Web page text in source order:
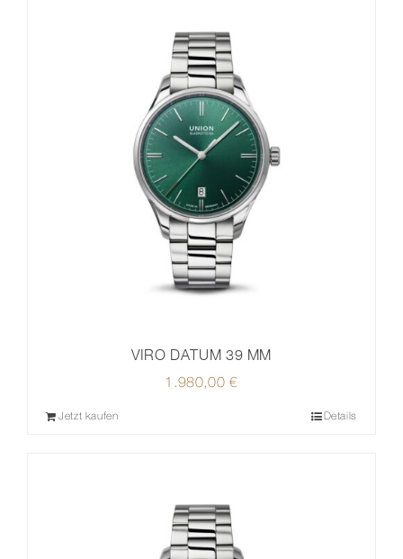
VIRO DATUM 39 MM
1.980,00€
Jetzt kaufen Details